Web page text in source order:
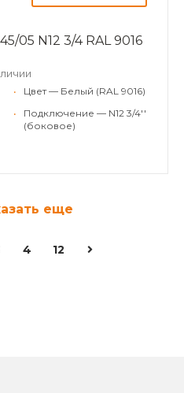
05 N12 3/4 RAL 9016
•
Цвет — Белый (RAL 9016)
•
Подключение — N12 3/4''
(боковое)
еще
4 12